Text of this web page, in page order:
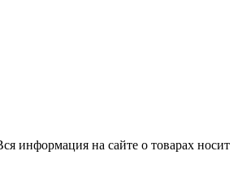
информация на сайте о товарах носит